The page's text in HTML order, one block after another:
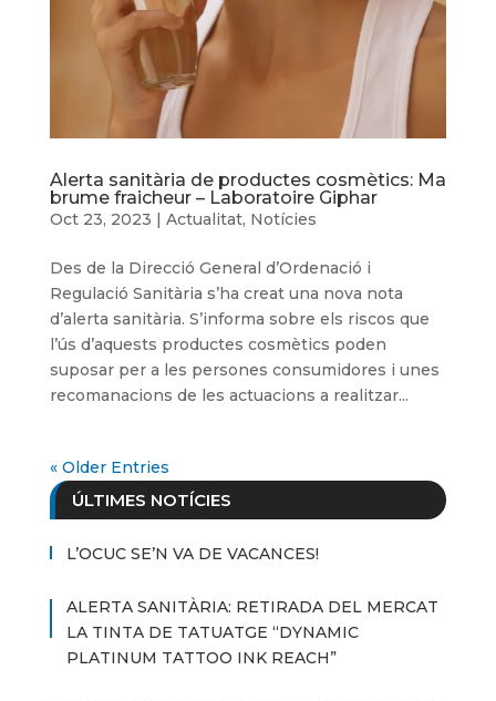
Alerta sanitària de productes cosmètics: Ma
brume fraicheur – Laboratoire Giphar
Oct 23, 2023 | Actualitat, Notícies
Des de la Direcció General d’Ordenació i
Regulació Sanitària s’ha creat una nova nota
d’alerta sanitària. S’informa sobre els riscos que
l’ús d’aquests productes cosmètics poden
suposar per a les persones consumidores i unes
recomanacions de les actuacions a realitzar...
« Older Entries
ÚLTIMES NOTÍCIES
L’OCUC SE’N VA DE VACANCES!
ALERTA SANITÀRIA: RETIRADA DEL MERCAT
LA TINTA DE TATUATGE “DYNAMIC
PLATINUM TATTOO INK REACH”